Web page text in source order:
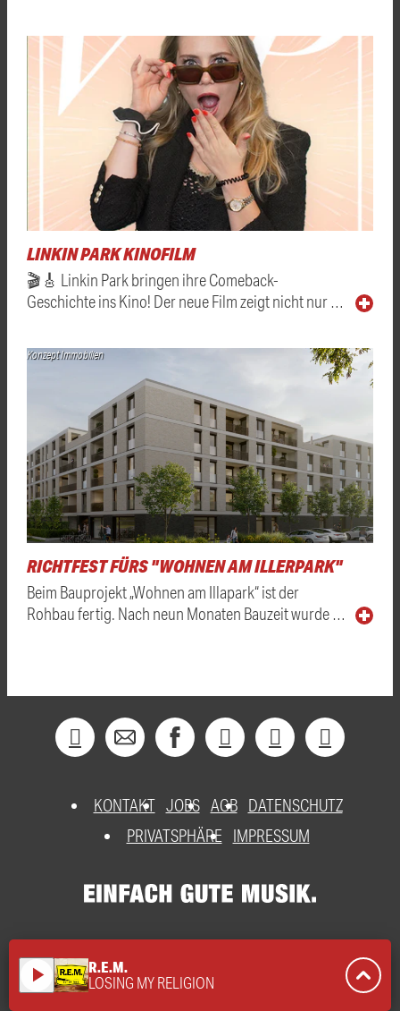
LINKIN PARK KINOFILM
🎬🎸 Linkin Park bringen ihre Comeback-
Geschichte ins Kino! Der neue Film zeigt nicht nur …
Konzept Immobilien
RICHTFEST FÜRS "WOHNEN AM ILLERPARK"
Beim Bauprojekt „Wohnen am Illapark“ ist der
Rohbau fertig. Nach neun Monaten Bauzeit wurde …
KONTAKT JOBS AGB DATENSCHUTZ
PRIVATSPHÄRE
IMPRESSUM
play_arrow R.E.M.
LOSING MY RELIGION